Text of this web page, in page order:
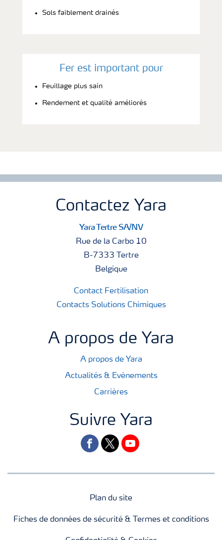
Sols faiblement drainés
Fer est important pour
Feuillage plus sain
Rendement et qualité améliorés
Contactez Yara
Yara Tertre SA/NV
Rue de la Carbo 10
B-7333 Tertre
Belgique
Contact Fertilisation
Contacts Solutions Chimiques
A propos de Yara
A propos de Yara
Actualités & Evènements
Carrières
Suivre Yara
facebooktwitteryoutube
Plan du site
Fiches de données de sécurité & Termes et conditions